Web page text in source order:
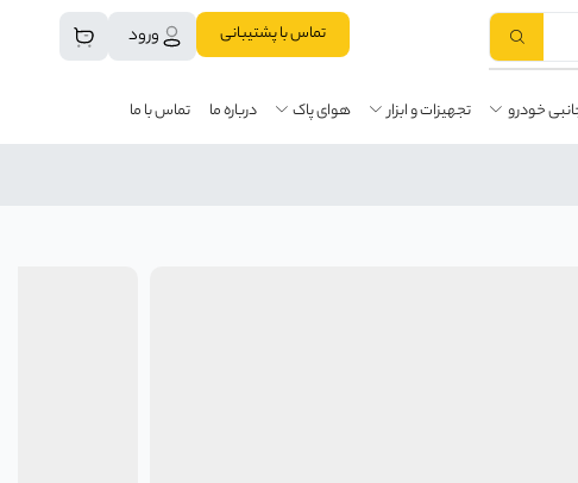
ورود تماس با پشتیبانی
خودرو تجهیزات و ابزار هوای پاک درباره ما تماس با ما